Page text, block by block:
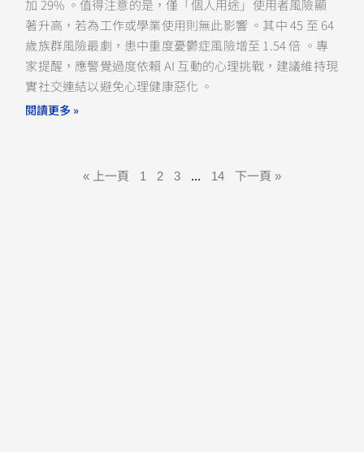
加 29% 。值得注意的是，僅「個人用途」使用者風險顯
著升高，若為工作或學業使用則無此影響 。其中 45 至 64
歲族群風險最劇，患中重度憂鬱症風險增至 1.54 倍 。專
家提醒，應警覺過度依賴 AI 互動的心理挑戰，建議維持現
實社交連結以避免心理健康惡化 。
閱讀更多 »
« 上一頁 1 2 3 ... 14 下一頁 »